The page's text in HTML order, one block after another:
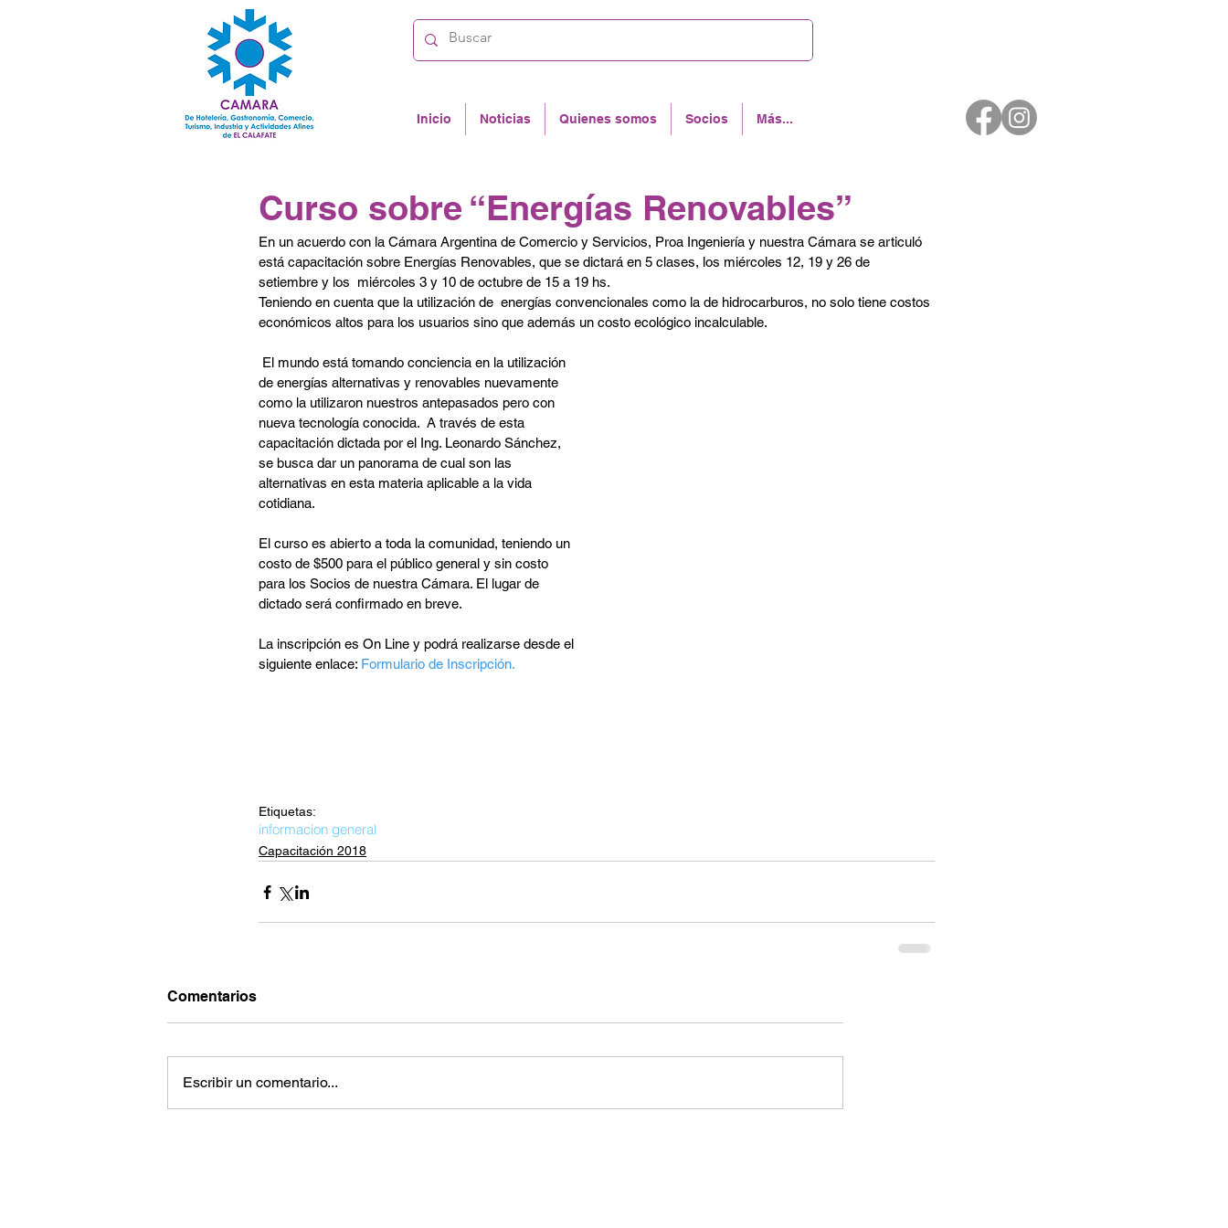
Inicio Noticias Quienes somos Socios Más...
Curso sobre “Energías Renovables”
En un acuerdo con la Cámara Argentina de Comercio y Servicios, Proa Ingeniería y nuestra Cámara se articuló
está capacitación sobre Energías Renovables, que se dictará en 5 clases, los miércoles 12, 19 y 26 de
setiembre y los  miércoles 3 y 10 de octubre de 15 a 19 hs.
Teniendo en cuenta que la utilización de  energías convencionales como la de hidrocarburos, no solo tiene costos
económicos altos para los usuarios sino que además un costo ecológico incalculable.
de energías alternativas y renovables nuevamente
como la utilizaron nuestros antepasados pero con
nueva tecnología conocida.  A través de esta
capacitación dictada por el Ing. Leonardo Sánchez,
se busca dar un panorama de cual son las
alternativas en esta materia aplicable a la vida
cotidiana.
El curso es abierto a toda la comunidad, teniendo un
costo de $500 para el público general y sin costo
para los Socios de nuestra Cámara. El lugar de
dictado será confirmado en breve.
La inscripción es On Line y podrá realizarse desde el
siguiente enlace: Formulario de Inscripción.
Etiquetas:
informacion general
Capacitación 2018
Comentarios
Escribir un comentario...